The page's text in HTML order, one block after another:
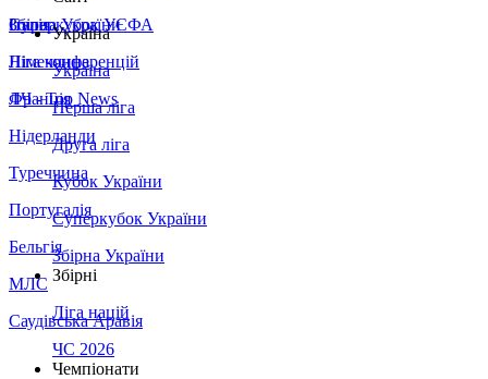
Збірна України
Італія
Німеччина
Франція
Нідерланди
Туреччина
Португалія
Бельгія
МЛС
Саудівська Аравія
Суперкубок УЄФА
Ліга конференцій
ЛЧ - Top News
Україна
Україна
Перша ліга
Друга ліга
Кубок України
Суперкубок України
Збірна України
Збірні
Ліга націй
ЧС 2026
Чемпіонати